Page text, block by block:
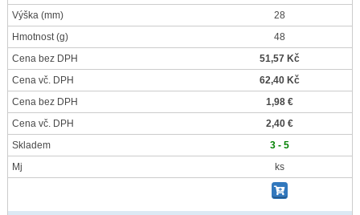
Výška (mm)
28
Hmotnost(g)
48
Cena bez DPH
51,57 Kč
Cena vč. DPH
62,40 Kč
Cena bez DPH
1,98 €
Cena vč. DPH
2,40 €
Skladem
3 - 5
Mj
ks